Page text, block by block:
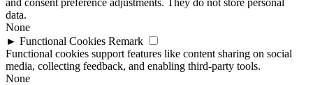
data.
None
► Functional Cookies Remark
Functional cookies support features like content sharing on social
media, collecting feedback, and enabling third-party tools.
None